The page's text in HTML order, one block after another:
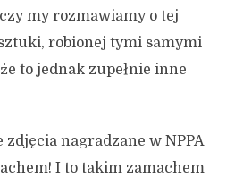
my rozmawiamy o tej
robionej tymi samymi
to jednak zupełnie inne
zdjęcia nagradzane w NPPA
I to takim zamachem